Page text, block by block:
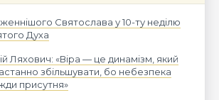
Святослава у 10-ту неділю
Духа
Ляхович: «Віра — це динамізм, який
збільшувати, бо небезпека
присутня»